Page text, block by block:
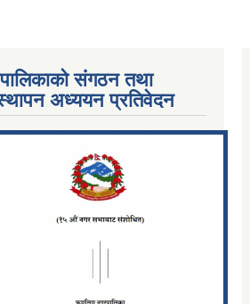
documents/Al...
संगठन तथा
अध्ययन प्रतिवेदन